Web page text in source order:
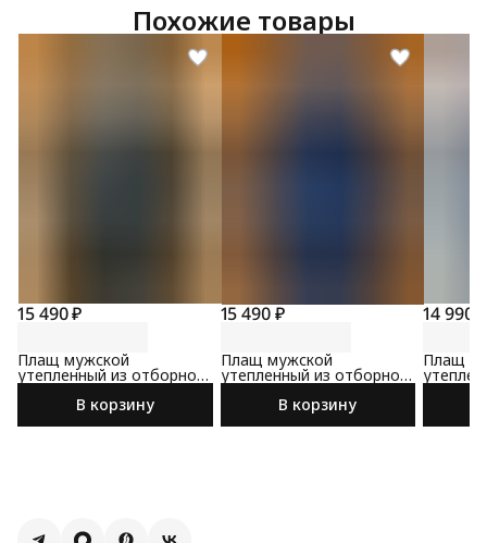
Похожие товары
15 490 ₽
Плащ мужской
утепленный из отборной
ткани черного цвета
В корзину
15 490 ₽
Плащ мужской
утепленный из отборной
ткани синего цвета
В корзину
14 990 ₽
Плащ
синего